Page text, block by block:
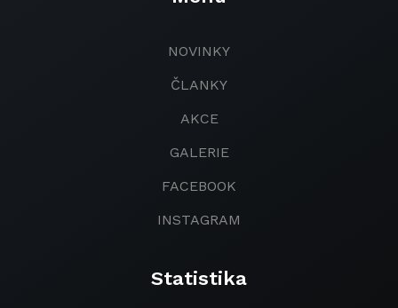
NOVINKY
ČLANKY
AKCE
GALERIE
FACEBOOK
INSTAGRAM
Statistika